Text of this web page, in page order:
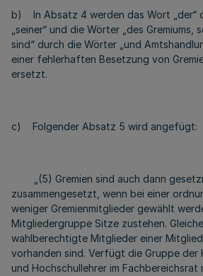
b) In Absatz 4 werden das Wort „der“
„seiner“ und die Wörter „des
sind“ durch die Wörter „und
einer fehlerhaften Besetzung von
ersetzt.
c) Folgender Absatz 5 wird angefügt:
„(5) Gremien sind auch dann
zusammengesetzt, wenn bei einer
weniger Gremienmitglieder gewählt
Mitgliedergruppe Sitze zustehen.
wahlberechtigte Mitglieder einer
vorhanden sind. Verfügt die Gruppe der
und Hochschullehrer im Fachbereichsrat